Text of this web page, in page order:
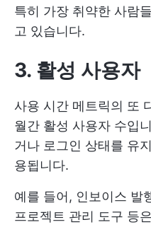
특히 가장 취약한 사람
고 있습니다.
3. 활성 사용자
사용 시간 메트릭의 또
월간 활성 사용자 수입
거나 로그인 상태를 유
용됩니다.
예를 들어, 인보이스 발
프로젝트 관리 도구 등